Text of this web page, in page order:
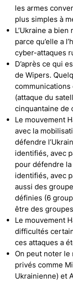
les armes
plus simples à
L’Ukraine a
parce qu’elle a
cyber-attaques
D’après ce qui
de Wipers.
(attaque du
cinquantaine de
Le mouvement
avec la
défendre
identifiés, avec
pour défendre
identifiés, avec
aussi des
définies (6
être des
Le mouvement
difficultés
ces attaques a
On peut noter le
privés comme
Ukrainienne) et